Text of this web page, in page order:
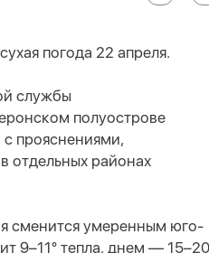
погода 22 апреля.
службы
полуострове
прояснениями,
отдельных районах
сменится умеренным юго-
9–11° тепла, днем —